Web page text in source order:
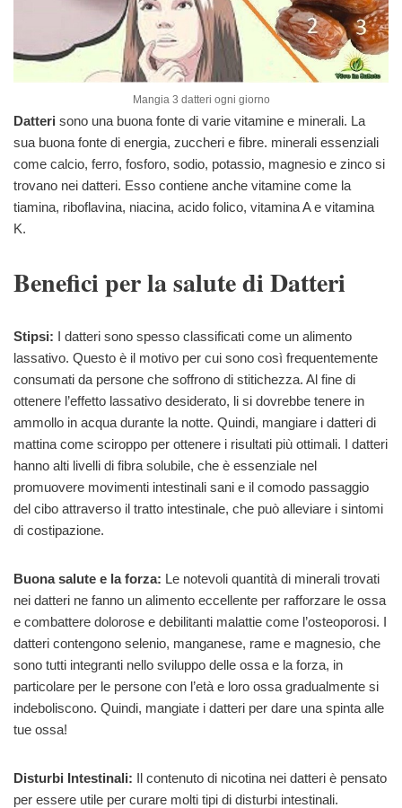
Mangia 3 datteri ogni giorno
Datteri sono una buona fonte di varie vitamine e minerali. La
sua buona fonte di energia, zuccheri e fibre. minerali essenziali
come calcio, ferro, fosforo, sodio, potassio, magnesio e zinco si
trovano nei datteri. Esso contiene anche vitamine come la
tiamina, riboflavina, niacina, acido folico, vitamina A e vitamina
K.
Benefici per la salute diDatteri
Stipsi: I datteri sono spesso classificati come un alimento
lassativo. Questo è il motivo per cui sono così frequentemente
consumati da persone che soffrono di stitichezza. Al fine di
ottenere l’effetto lassativo desiderato, li si dovrebbe tenere in
ammollo in acqua durante la notte. Quindi, mangiare i datteri di
mattina come sciroppo per ottenere i risultati più ottimali. I datteri
hanno alti livelli di fibra solubile, che è essenziale nel
promuovere movimenti intestinali sani e il comodo passaggio
del cibo attraverso il tratto intestinale, che può alleviare i sintomi
di costipazione.
Buona salute e la forza: Le notevoli quantità di minerali trovati
nei datteri ne fanno un alimento eccellente per rafforzare le ossa
e combattere dolorose e debilitanti malattie come l’osteoporosi. I
datteri contengono selenio, manganese, rame e magnesio, che
sono tutti integranti nello sviluppo delle ossa e la forza, in
particolare per le persone con l’età e loro ossa gradualmente si
indeboliscono. Quindi, mangiate i datteri per dare una spinta alle
tue ossa!
Disturbi Intestinali: Il contenuto di nicotina nei datteri è pensato
per essere utile per curare molti tipi di disturbi intestinali.